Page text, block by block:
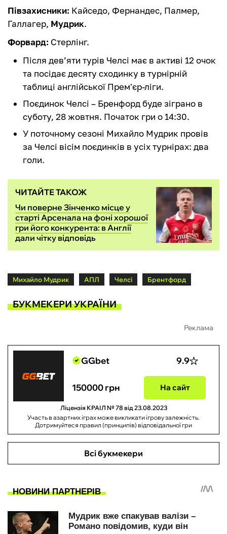
Півзахисники: Кайседо, Фернандес, Палмер,
Галлагер, Мудрик.
Форвард: Стерлінг.
Після дев’яти турів Челсі має в активі 12 очок
та посідає десяту сходинку в турнірній
таблиці англійської Прем'єр-ліги.
Поєдинок Челсі – Бренфорд буде зіграно в
суботу, 28 жовтня. Початок гри о 14:30.
У поточному сезоні Михайло Мудрик провів
за Челсі вісім поєдинків в усіх турнірах: два
голи.
ЧИТАЙТЕ ТАКОЖ
Чи поверне Зінченко місце у
старті Арсенала на фоні хорошої
гри його конкурента: в Англії
дали чітку відповідь
Михайло Мудрик АПЛ Челсі Брентфорд
БУКМЕКЕРИ УКРАЇНИ
Реклама
GGbet 9.9
150000 грн На сайт
Ліцензія КРАІЛ № 78 від 23.08.2023
Участь в азартних іграх може викликати ігрову залежність.
Дотримуйтеся правил (принципів) відповідальної гри
Всі букмекери